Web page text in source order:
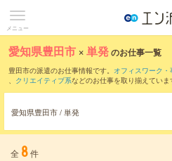
メニュー
愛知県豊田市 ×単発のお仕事一覧
豊田市の派遣のお仕事情報です。 オフィスワーク・
、 クリエイティブ系などのお仕事を取り揃えていま
愛知県豊田市 / 単発
全 8件